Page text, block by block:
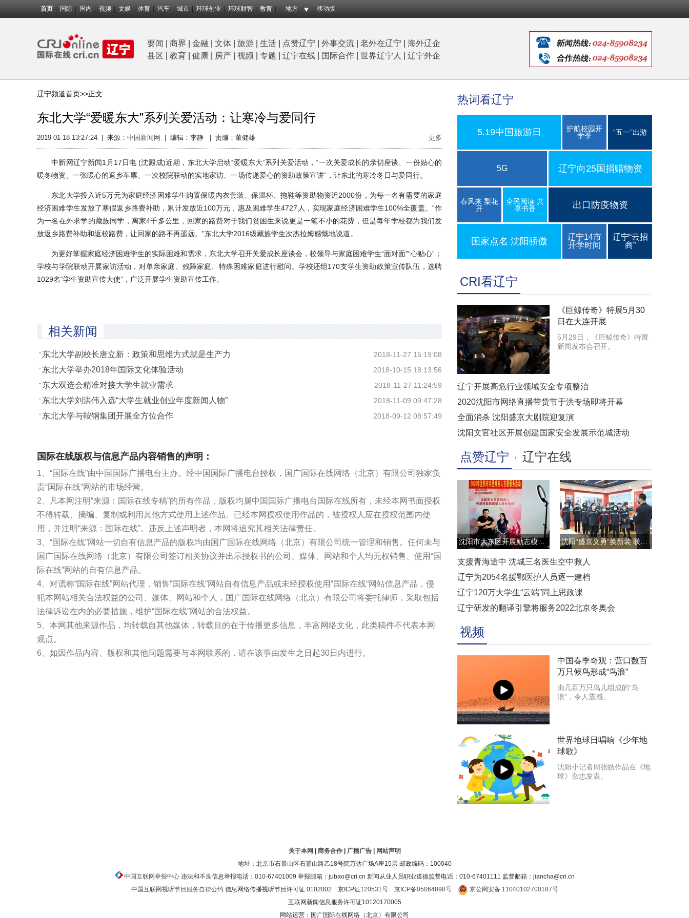
首页 国际 国内 视频 文娱 体育 汽车 城市 环球创业 环球财智 教育 地方 移动版
要闻 商界 金融 文体 旅游 生活 点赞辽宁 外事交流 老外在辽宁
海外辽企
县区
教育 健康 房产 视频 专题 辽宁在线 国际合作 世界辽宁人 辽宁外企
辽宁频道首页>>正文
东北大学“爱暖东大”系列关爱活动：让寒冷与爱同行
2019-01-18 13:27:24 来源： 中国新闻网 编辑：李静 | 责编：董健雄 更多
中新网辽宁新闻1月17日电 (沈殿成)近期，东北大学启动“爱暖东大”系列关爱活动，“一次关爱成长的亲切座谈、一份贴心的
暖冬物资、一张暖心的返乡车票、一次校院联动的实地家访、一场传递爱心的资助政策宣讲”，让东北的寒冷冬日与爱同行。
东北大学投入近5万元为家庭经济困难学生购置保暖内衣套装、保温杯、拖鞋等资助物资近2000份，为每一名有需要的家庭
经济困难学生发放了寒假返乡路费补助，累计发放近100万元，惠及困难学生4727人，实现家庭经济困难学生100%全覆盖。“作
为一名在外求学的藏族同学，离家4千多公里，回家的路费对于我们贫困生来说更是一笔不小的花费，但是每年学校都为我们发
放返乡路费补助和返校路费，让回家的路不再遥远。”东北大学2016级藏族学生次杰拉姆感慨地说道。
为更好掌握家庭经济困难学生的实际困难和需求，东北大学召开关爱成长座谈会，校领导与家庭困难学生“面对面”“心贴心”；
学校与学院联动开展家访活动，对单亲家庭、残障家庭、特殊困难家庭进行慰问。学校还组170支学生资助政策宣传队伍，选聘
1029名“学生资助宣传大使”，广泛开展学生资助宣传工作。
相关新闻
2018-11-27 15:19:08
东北大学副校长唐立新：政策和思维方式就是生产力
2018-10-15 18:13:56
东北大学举办2018年国际文化体验活动
2018-11-27 11:24:59
东大双选会精准对接大学生就业需求
2018-11-09 09:47:28
东北大学刘洪伟入选“大学生就业创业年度新闻人物”
2018-09-12 08:57:49
东北大学与鞍钢集团开展全方位合作
国际在线版权与信息产品内容销售的声明：
1、“国际在线”由中国国际广播电台主办。经中国国际广播电台授权，国广国际在线网络（北京）有限公司独家负
责“国际在线”网站的市场经营。
2、凡本网注明“来源：国际在线专稿”的所有作品，版权均属中国国际广播电台国际在线所有，未经本网书面授权
不得转载、摘编、复制或利用其他方式使用上述作品。已经本网授权使用作品的，被授权人应在授权范围内使
用，并注明“来源：国际在线”。违反上述声明者，本网将追究其相关法律责任。
3、“国际在线”网站一切自有信息产品的版权均由国广国际在线网络（北京）有限公司统一管理和销售。任何未与
国广国际在线网络（北京）有限公司签订相关协议并出示授权书的公司、媒体、网站和个人均无权销售、使用“国
际在线”网站的自有信息产品。
4、对谎称“国际在线”网站代理，销售“国际在线”网站自有信息产品或未经授权使用“国际在线“网站信息产品，侵
犯本网站相关合法权益的公司、媒体、网站和个人，国广国际在线网络（北京）有限公司将委托律师，采取包括
法律诉讼在内的必要措施，维护“国际在线”网站的合法权益。
5、本网其他来源作品，均转载自其他媒体，转载目的在于传播更多信息，丰富网络文化，此类稿件不代表本网
观点。
6、如因作品内容、版权和其他问题需要与本网联系的，请在该事由发生之日起30日内进行。
热词看辽宁
5.19中国旅游日
护航校园开
学季
“五一”出游
5G 辽宁向25国捐赠物资
春风来 梨花
开
全民阅读 共
享书香
出口防疫物资
国家点名 沈阳骄傲
辽宁14市
开学时间
辽宁“云招
商”
CRI看辽宁
《巨鲸传奇》特展5月30
日在大连开展
5月29日，《巨鲸传奇》特展
新闻发布会召开。
辽宁开展高危行业领域安全专项整治
2020沈阳市网络直播带货节于洪专场即将开幕
全面消杀 沈阳盛京大剧院迎复演
沈阳文官社区开展创建国家安全发展示范城活动
点赞辽宁 辽宁在线
沈阳市大东区开展励志模范云直播访谈活动
支援青海途中 沈城三名医生空中救人
辽宁为2054名援鄂医护人员逐一建档
辽宁120万大学生“云端”同上思政课
辽宁研发的翻译引擎将服务2022北京冬奥会
视频
中国春季奇观：营口数百
万只候鸟形成“鸟浪”
由几百万只鸟儿组成的“鸟
浪”，令人震撼。
世界地球日唱响《少年地
球歌》
沈阳小记者周张皓作品在《地
球》杂志发表。
关于本网 商务合作| 广播广告|
网站声明
地址：北京市石景山区石景山路乙18号院万达广场A座15层 邮政编码：100040
中国互联网举报中心违法和不良信息举报电话：010-67401009 举报邮箱：jubao@cri.cn 新闻从业人员职业道德监督电话：010-67401111 监督邮箱：jiancha@cri.cn
中国互联网视听节目服务自律公约 信息网络传播视听节目许可证 0102002 京ICP证120531号 京ICP备05064898号
京公网安备 11040102700187号
互联网新闻信息服务许可证10120170005
网站运营：国广国际在线网络（北京）有限公司